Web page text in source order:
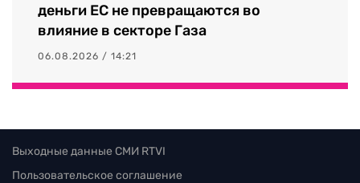
деньги ЕС не превращаются во
влияние в секторе Газа
06.08.2026 / 14:21
Выходные данные СМИ RTVI
Пользовательское соглашение